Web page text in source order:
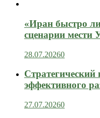
«Иран быстро
сценарии мести
28.07.20260
эффективного
27.07.20260